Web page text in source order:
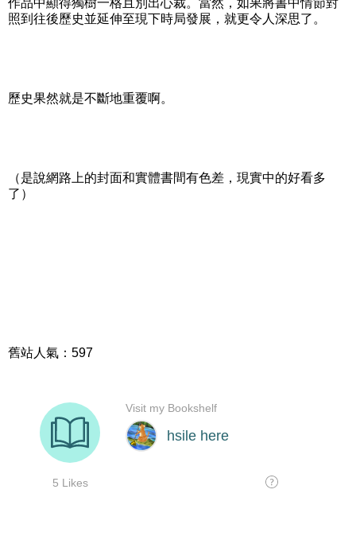
照到往後歷史並延伸至現下時局發展，就更令人深思了。
歷史果然就是不斷地重覆啊。
（是說網路上的封面和實體書間有色差，現實中的好看多
了）
舊站人氣：597